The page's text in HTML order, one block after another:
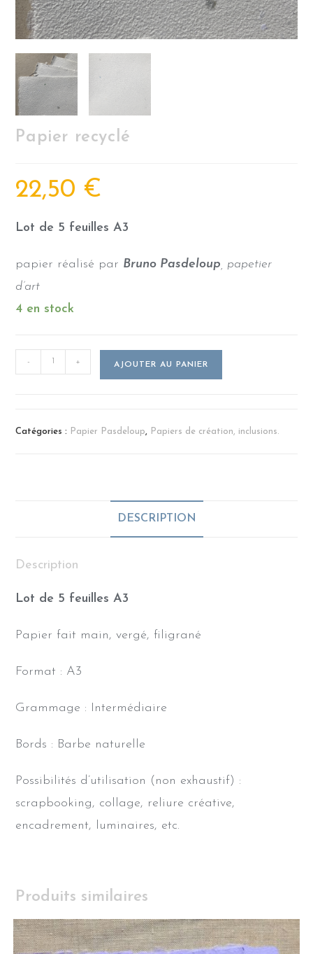
Papier recyclé
22,50 €
Lot de 5 feuilles A3
papier réalisé par Bruno Pasdeloup , papetier
d’art
4 en stock
- + AJOUTER AU PANIER
Catégories : Papier Pasdeloup, Papiers de création, inclusions.
DESCRIPTION
Description
Lot de 5 feuilles A3
Papier fait main, vergé, filigrané
Format : A3
Grammage : Intermédiaire
Bords : Barbe naturelle
Possibilités d’utilisation (non exhaustif) :
scrapbooking, collage, reliure créative,
encadrement, luminaires, etc.
Produits similaires